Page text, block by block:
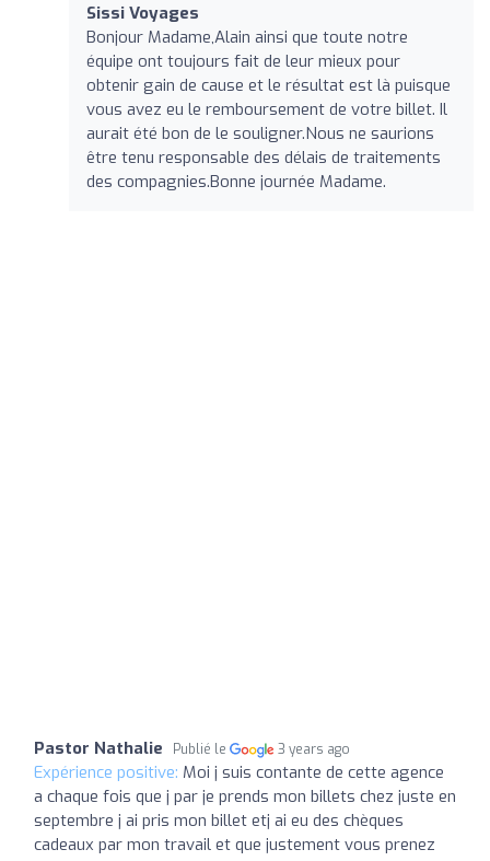
Sissi Voyages
Bonjour Madame,Alain ainsi que toute notre
équipe ont toujours fait de leur mieux pour
obtenir gain de cause et le résultat est là puisque
vous avez eu le remboursement de votre billet. Il
aurait été bon de le souligner.Nous ne saurions
être tenu responsable des délais de traitements
des compagnies.Bonne journée Madame.
Pastor Nathalie Publié le 3 years ago
Expérience positive: Moi j suis contante de cette agence
a chaque fois que j par je prends mon billets chez juste en
septembre j ai pris mon billet etj ai eu des chèques
cadeaux par mon travail et que justement vous prenez